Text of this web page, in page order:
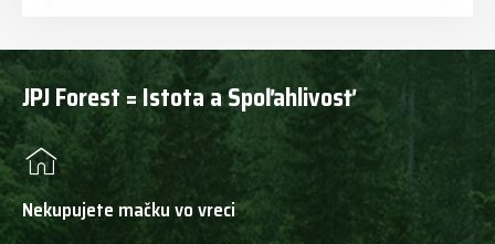
JPJ Forest = Istota a Spoľahlivosť
Nekupujete mačku vo vreci